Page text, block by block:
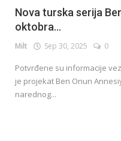
Nova turska serija
oktobra...
Milt Sep 30, 2025 0
Potvrđene su informacije
je projekat Ben Onun
narednog...